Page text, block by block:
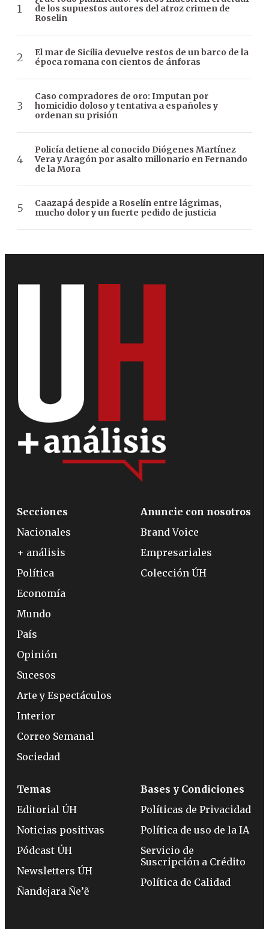
de los supuestos autores del atroz crimen de
Roselin
El mar de Sicilia devuelve restos de un barco de la
época romana con cientos de ánforas
Caso compradores de oro: Imputan por
homicidio doloso y tentativa a españoles y
ordenan su prisión
Policía detiene al conocido Diógenes Martínez
Vera y Aragón por asalto millonario en Fernando
de la Mora
Caazapá despide a Roselín entre lágrimas,
mucho dolor y un fuerte pedido de justicia
Secciones
Nacionales
+ análisis
Política
Economía
Mundo
País
Opinión
Sucesos
Arte y Espectáculos
Interior
Correo Semanal
Sociedad
Anuncie con nosotros
Brand Voice
Empresariales
Colección ÚH
Temas
Editorial ÚH
Noticias positivas
Pódcast ÚH
Newsletters ÚH
Ñandejara Ñe’ẽ
Bases y Condiciones
Políticas de Privacidad
Política de uso de la IA
Servicio de
Suscripción a Crédito
Política de Calidad